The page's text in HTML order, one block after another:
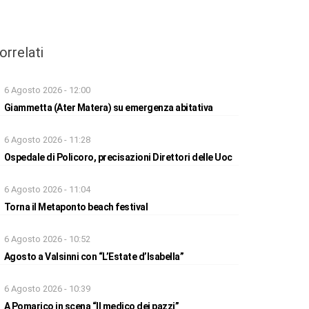
6 Agosto 2026 - 12:00
Giammetta (Ater Matera) su emergenza abitativa
6 Agosto 2026 - 11:28
Ospedale di Policoro, precisazioni Direttori delle Uoc
6 Agosto 2026 - 11:04
Torna il Metaponto beach festival
6 Agosto 2026 - 10:52
Agosto a Valsinni con “L’Estate d’Isabella”
6 Agosto 2026 - 10:39
A Pomarico in scena “Il medico dei pazzi”